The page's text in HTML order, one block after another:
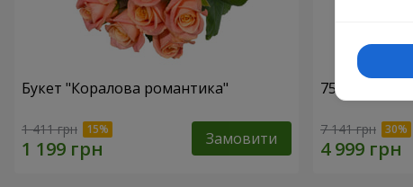
Букет "Коралова романтика"
1 411 грн Замовити
75 білих
7 141 грн